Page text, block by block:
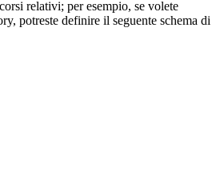
relativi; per esempio, se volete
potreste definire il seguente schema di